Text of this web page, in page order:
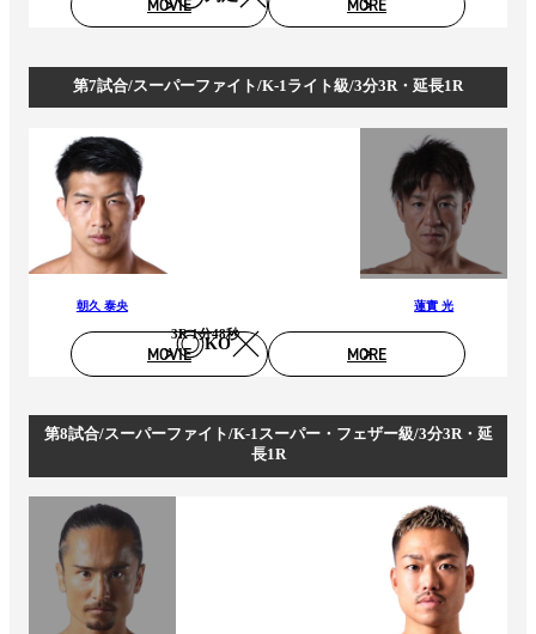
MOVIE MORE
第7試合/スーパーファイト/K-1ライト級/3分3R・延長1R
朝久 泰央
KO
3R 1分48秒
蓮實 光
MOVIE MORE
第8試合/スーパーファイト/K-1スーパー・フェザー級/3分3R・延
長1R